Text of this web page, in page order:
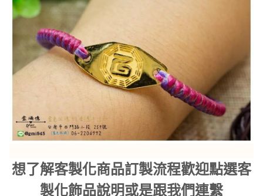
想了解客製化商品訂製流程歡迎點選客
製化飾品說明或是跟我們連繫